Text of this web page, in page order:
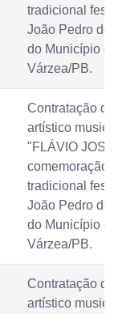
tradicional
João Pedro
do Município
Várzea/PB.
Contratação
artístico
"FLÁVIO
comemoração
tradicional
João Pedro
do Município
Várzea/PB.
Contratação
artístico